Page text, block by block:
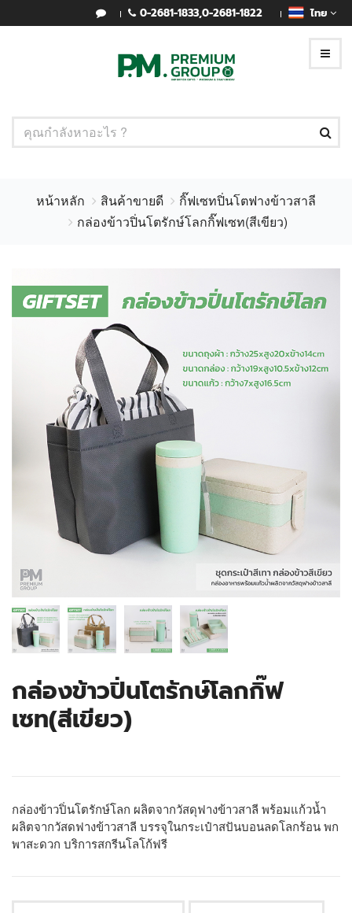
0-2681-1833,0-2681-1822 ไทย
หน้าหลัก สินค้าขายดี
กิ๊ฟเซทปิ่นโตฟางข้าวสาลี
กล่องข้าวปิ่นโตรักษ์โลกกิ๊ฟเซท(สีเขียว)
กล่องข้าวปิ่นโตรักษ์โลกกิ๊ฟ
เซท(สีเขียว)
กล่องข้าวปิ่นโตรักษ์โลก ผลิตจากวัสดุฟางข้าวสาลี พร้อมแก้วน้ำ
ผลิตจากวัสดฟางข้าวสาลี บรรจุในกระเป๋าสปันบอนลดโลกร้อน พก
พาสะดวก บริการสกรีนโลโก้ฟรี